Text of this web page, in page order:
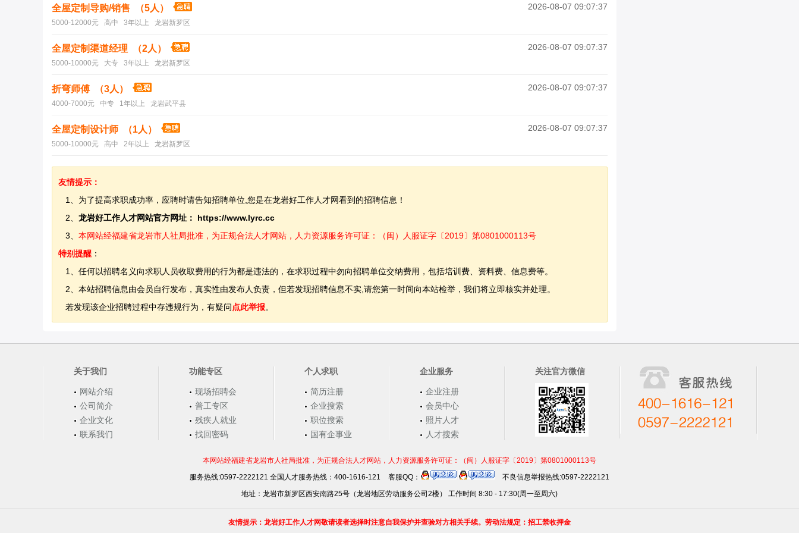
全屋定制导购/销售 （5人） 2026-08-07 09:07:37
5000-12000元 高中 3年以上 龙岩新罗区
全屋定制渠道经理 （2人） 2026-08-07 09:07:37
5000-10000元 大专 3年以上 龙岩新罗区
折弯师傅 （3人） 2026-08-07 09:07:37
4000-7000元 中专 1年以上 龙岩武平县
全屋定制设计师 （1人） 2026-08-07 09:07:37
5000-10000元 高中 2年以上 龙岩新罗区
友情提示：
1、为了提高求职成功率，应聘时请告知招聘单位,您是在龙岩好工作人才网看到的招聘信息！
2、 龙岩好工作人才网站官方网址： https://www.lyrc.cc
3、 本网站经福建省龙岩市人社局批准，为正规合法人才网站，人力资源服务许可证：（闽）人服证字〔2019〕第0801000113号
特别提醒 ：
1、任何以招聘名义向求职人员收取费用的行为都是违法的，在求职过程中勿向招聘单位交纳费用，包括培训费、资料费、信息费等。
2、本站招聘信息由会员自行发布，真实性由发布人负责，但若发现招聘信息不实,请您第一时间向本站检举，我们将立即核实并处理。
若发现该企业招聘过程中存违规行为，有疑问点此举报。
关于我们
网站介绍
公司简介
企业文化
联系我们
功能专区
现场招聘会
普工专区
残疾人就业
找回密码
个人求职
简历注册
企业搜索
职位搜索
国有企事业
企业服务
企业注册
会员中心
照片人才
人才搜索
关注官方微信
本网站经福建省龙岩市人社局批准，为正规合法人才网站，人力资源服务许可证：（闽）人服证字〔2019〕第0801000113号
服务热线:0597-2222121 全国人才服务热线：400-1616-121
客服QQ：
不良信息举报热线:0597-2222121
地址：龙岩市新罗区西安南路25号（龙岩地区劳动服务公司2楼） 工作时间 8:30 - 17:30(周一至周六)
友情提示：龙岩好工作人才网敬请读者选择时注意自我保护并查验对方相关手续。劳动法规定：招工禁收押金